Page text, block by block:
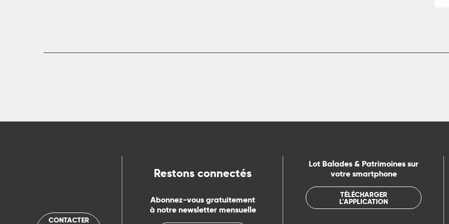
CONTACTER
Restons connectés
Abonnez-vous gratuitement
à notre newsletter mensuelle
Lot Balades & Patrimoines sur
votre smartphone
TÉLÉCHARGER
L'APPLICATION